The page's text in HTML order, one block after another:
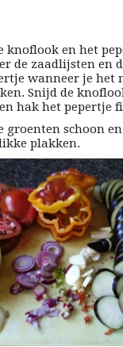
knoflook en het
de zaadlijsten en
wanneer je het
Snijd de
hak het pepertje
groenten schoon
plakken.